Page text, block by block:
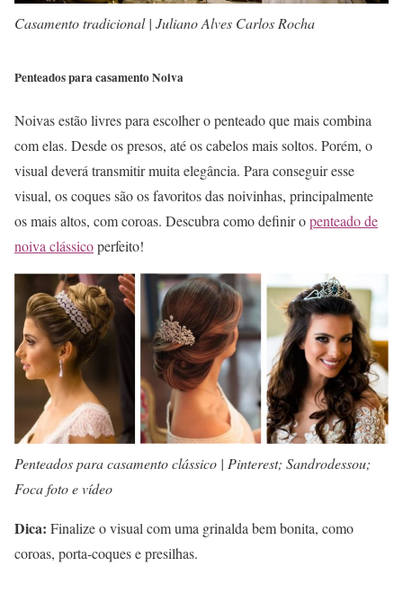
Casamento tradicional | Juliano Alves Carlos Rocha
Penteados para casamento Noiva
Noivas estão livres para escolher o penteado que mais combina
com elas. Desde os presos, até os cabelos mais soltos. Porém, o
visual deverá transmitir muita elegância. Para conseguir esse
visual, os coques são os favoritos das noivinhas, principalmente
os mais altos, com coroas. Descubra como definir openteado de
noiva clássicoperfeito!
Penteados para casamento clássico | Pinterest; Sandrodessou;
Foca foto e vídeo
Dica: Finalize o visual com uma grinalda bem bonita, como
coroas, porta-coques e presilhas.